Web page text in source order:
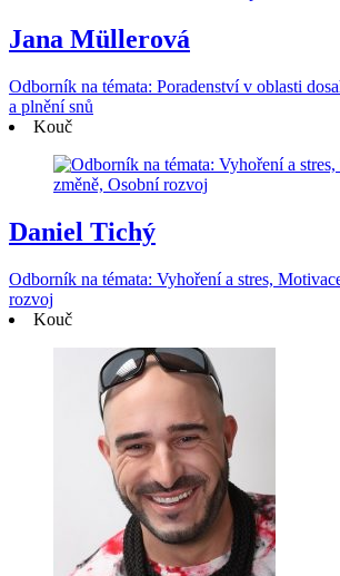
Jana Müllerová
Odborník na témata: Poradenství v oblasti
a plnění snů
Kouč
Daniel Tichý
Odborník na témata: Vyhoření a stres,
rozvoj
Kouč